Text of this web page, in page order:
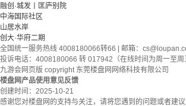
融创·城发丨匡庐别院
中海国际社区
山居水岸
创大·华府二期
全国统一服务热线 4008180066转66 | 邮箱：
投诉电话：4008180066 转 017942（在线时间为周一至周
九游会网页版 copyright 东莞楼盘网网络科技有限公司
楼盘网产品使用意见反馈
创建时间： 2025-10-21
感谢您对楼盘网的支持与关注，请将您遇到的问题或者建